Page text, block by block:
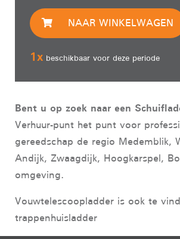
NAAR WINKELWAGEN
1x beschikbaar voor deze periode
Bent u op zoek naar een
Verhuur-punt het punt voor
gereedschap de regio Medemblik,
Andijk, Zwaagdijk, Hoogkarspel,
omgeving.
Vouwtelescoopladder is ook te
trappenhuisladder